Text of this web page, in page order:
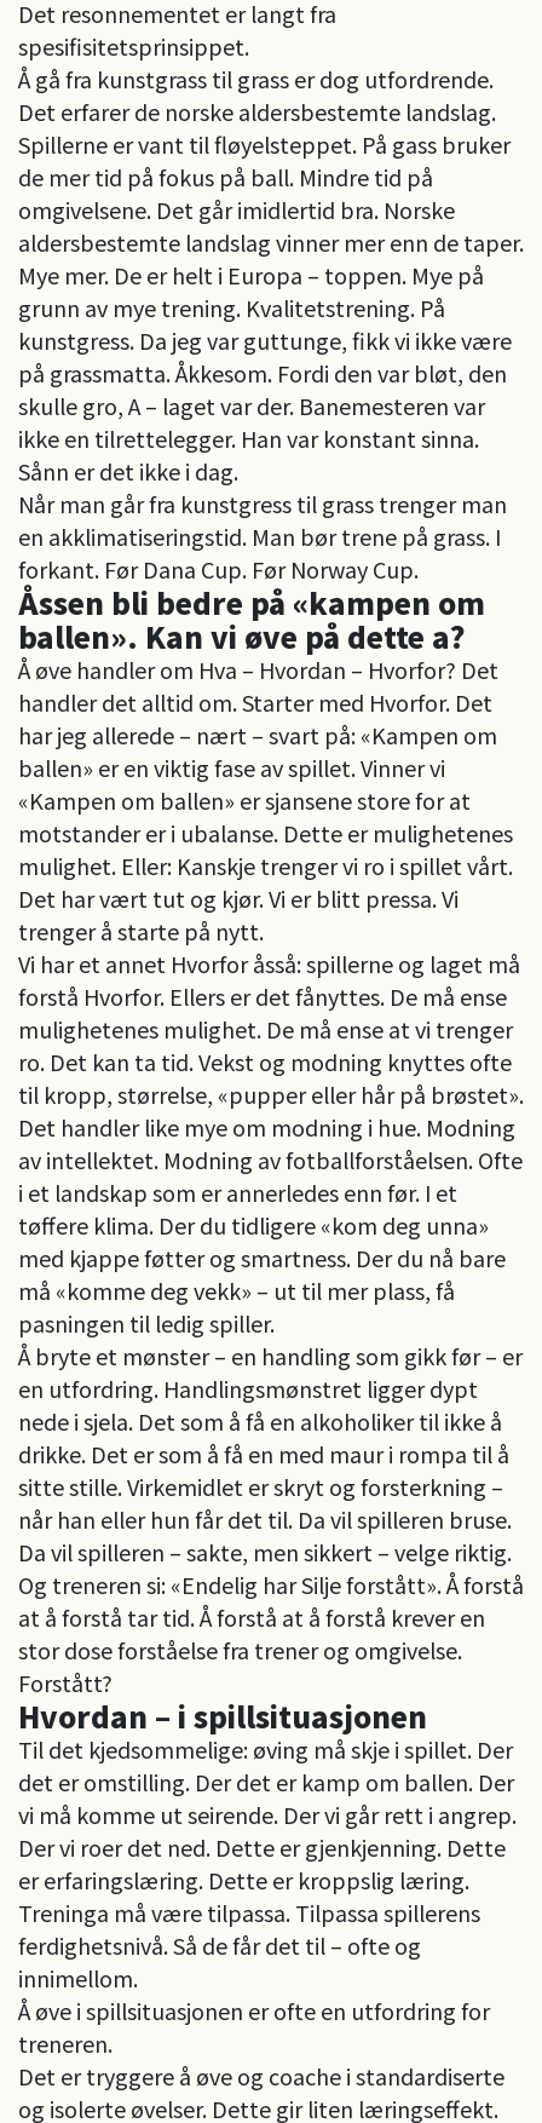
Det resonnementet er langt fra
spesifisitetsprinsippet.
Å gå fra kunstgrass til grass er dog utfordrende.
Det erfarer de norske aldersbestemte landslag.
Spillerne er vant til fløyelsteppet. På gass bruker
de mer tid på fokus på ball. Mindre tid på
omgivelsene. Det går imidlertid bra. Norske
aldersbestemte landslag vinner mer enn de taper.
Mye mer. De er helt i Europa – toppen. Mye på
grunn av mye trening. Kvalitetstrening. På
kunstgress. Da jeg var guttunge, fikk vi ikke være
på grassmatta. Åkkesom. Fordi den var bløt, den
skulle gro, A – laget var der. Banemesteren var
ikke en tilrettelegger. Han var konstant sinna.
Sånn er det ikke i dag.
Når man går fra kunstgress til grass trenger man
en akklimatiseringstid. Man bør trene på grass. I
forkant. Før Dana Cup. Før Norway Cup.
Åssen bli bedre på «kampen om
ballen». Kan vi øve på dette a?
Å øve handler om Hva – Hvordan – Hvorfor? Det
handler det alltid om. Starter med Hvorfor. Det
har jeg allerede – nært – svart på: «Kampen om
ballen» er en viktig fase av spillet. Vinner vi
«Kampen om ballen» er sjansene store for at
motstander er i ubalanse. Dette er mulighetenes
mulighet. Eller: Kanskje trenger vi ro i spillet vårt.
Det har vært tut og kjør. Vi er blitt pressa. Vi
trenger å starte på nytt.
Vi har et annet Hvorfor åsså: spillerne og laget må
forstå Hvorfor. Ellers er det fånyttes. De må ense
mulighetenes mulighet. De må ense at vi trenger
ro. Det kan ta tid. Vekst og modning knyttes ofte
til kropp, størrelse, «pupper eller hår på brøstet».
Det handler like mye om modning i hue. Modning
av intellektet. Modning av fotballforståelsen. Ofte
i et landskap som er annerledes enn før. I et
tøffere klima. Der du tidligere «kom deg unna»
med kjappe føtter og smartness. Der du nå bare
må «komme deg vekk» – ut til mer plass, få
pasningen til ledig spiller.
Å bryte et mønster – en handling som gikk før – er
en utfordring. Handlingsmønstret ligger dypt
nede i sjela. Det som å få en alkoholiker til ikke å
drikke. Det er som å få en med maur i rompa til å
sitte stille. Virkemidlet er skryt og forsterkning –
når han eller hun får det til. Da vil spilleren bruse.
Da vil spilleren – sakte, men sikkert – velge riktig.
Og treneren si: «Endelig har Silje forstått». Å forstå
at å forstå tar tid. Å forstå at å forstå krever en
stor dose forståelse fra trener og omgivelse.
Forstått?
Hvordan – i spillsituasjonen
Til det kjedsommelige: øving må skje i spillet. Der
det er omstilling. Der det er kamp om ballen. Der
vi må komme ut seirende. Der vi går rett i angrep.
Der vi roer det ned. Dette er gjenkjenning. Dette
er erfaringslæring. Dette er kroppslig læring.
Treninga må være tilpassa. Tilpassa spillerens
ferdighetsnivå. Så de får det til – ofte og
innimellom.
Å øve i spillsituasjonen er ofte en utfordring for
treneren.
Det er tryggere å øve og coache i standardiserte
og isolerte øvelser. Dette gir liten læringseffekt.